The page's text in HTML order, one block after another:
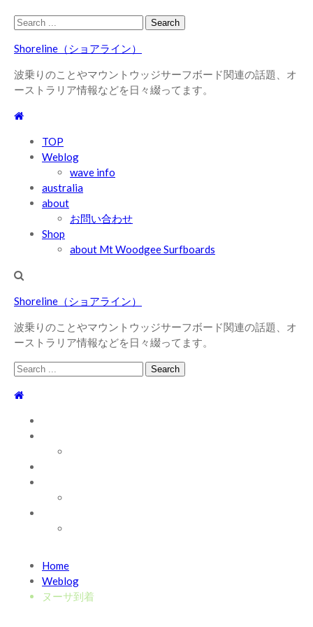
Skip
navigation
Skip
content
Search
Shoreline（ショアライン）
波乗りのことやマウントウッジサーフボード関連の話題、オ
ーストラリア情報などを日々綴ってます。
TOP
Weblog
wave info
australia
about
お問い合わせ
Shop
about Mt Woodgee Surfboards
Shoreline（ショアライン）
波乗りのことやマウントウッジサーフボード関連の話題、オ
ーストラリア情報などを日々綴ってます。
Search
2026/7/28 御前崎方面 よれ入ったダンパー多め
年7月28日
Home
Weblog
ヌーサ到着